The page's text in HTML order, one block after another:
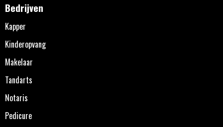
Bedrijven
Kapper
Kinderopvang
Makelaar
Tandarts
Notaris
Pedicure